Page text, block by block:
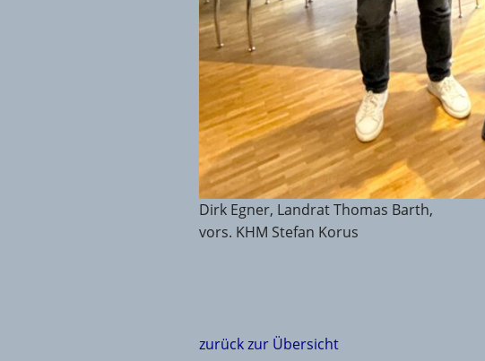
Dirk Egner, Landrat Thomas Barth,
vors. KHM Stefan Korus
zurück zur Übersicht